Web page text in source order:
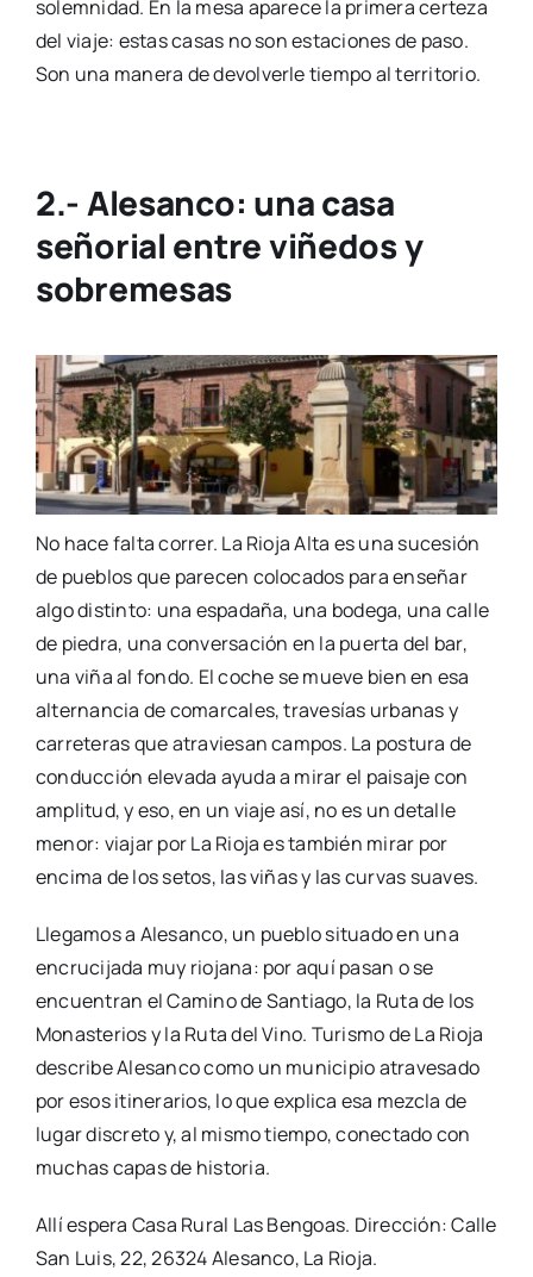
solemnidad. En la mesa aparece la primera certeza
del viaje: estas casas no son estaciones de paso.
Son una manera de devolverle tiempo al territorio.
2.- Alesanco: una casa
señorial entre viñedos y
sobremesas
No hace falta correr. La Rioja Alta es una sucesión
de pueblos que parecen colocados para enseñar
algo distinto: una espadaña, una bodega, una calle
de piedra, una conversación en la puerta del bar,
una viña al fondo. El coche se mueve bien en esa
alternancia de comarcales, travesías urbanas y
carreteras que atraviesan campos. La postura de
conducción elevada ayuda a mirar el paisaje con
amplitud, y eso, en un viaje así, no es un detalle
menor: viajar por La Rioja es también mirar por
encima de los setos, las viñas y las curvas suaves.
Llegamos a Alesanco, un pueblo situado en una
encrucijada muy riojana: por aquí pasan o se
encuentran el Camino de Santiago, la Ruta de los
Monasterios y la Ruta del Vino. Turismo de La Rioja
describe Alesanco como un municipio atravesado
por esos itinerarios, lo que explica esa mezcla de
lugar discreto y, al mismo tiempo, conectado con
muchas capas de historia.
Allí espera Casa Rural Las Bengoas. Dirección: Calle
San Luis, 22, 26324 Alesanco, La Rioja.